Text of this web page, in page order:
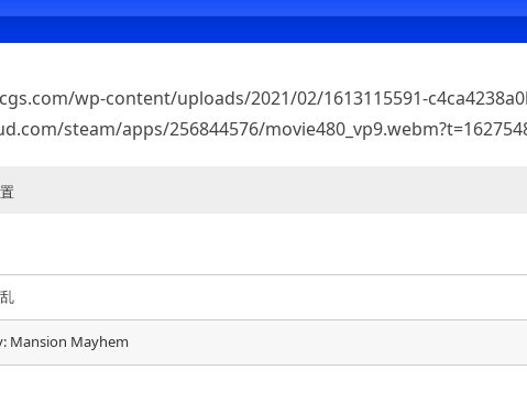
wp-content/uploads/2021/02/1613115591-
steam/apps/256844576/
Mansion Mayhem